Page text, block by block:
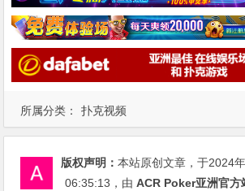
所属分类： 扑克视频
版权声明：本站原创文章，于2024
06:35:13 ，由ACR Poker亚洲官方